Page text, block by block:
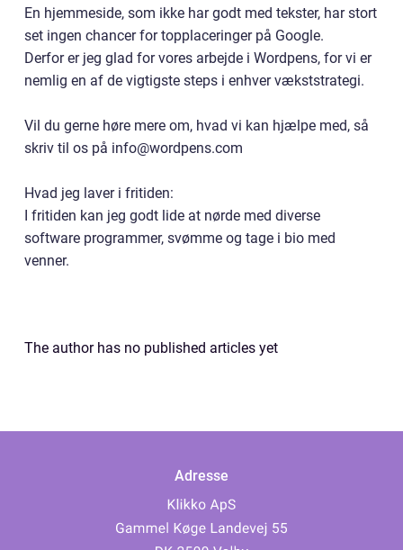
En hjemmeside, som ikke har godt med tekster, har stort
set ingen chancer for topplaceringer på Google.
Derfor er jeg glad for vores arbejde i Wordpens, for vi er
nemlig en af de vigtigste steps i enhver vækststrategi.
Vil du gerne høre mere om, hvad vi kan hjælpe med, så
skriv til os på info@wordpens.com
Hvad jeg laver i fritiden:
I fritiden kan jeg godt lide at nørde med diverse
software programmer, svømme og tage i bio med
venner.
The author has no published articles yet
Adresse